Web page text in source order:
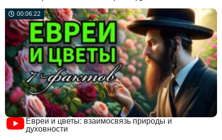
00:06:22
Евреи и цветы: взаимосвязь природы и
духовности